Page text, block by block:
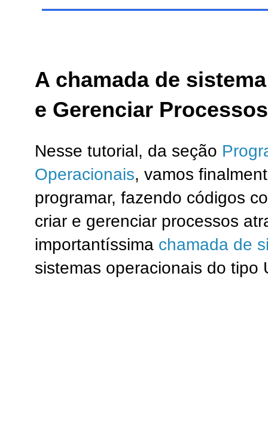
A chamada de
e Gerenciar Processos
Nesse tutorial, da seção
Operacionais, vamos
programar, fazendo códigos
criar e gerenciar processos
importantíssima chamada de
sistemas operacionais do tipo